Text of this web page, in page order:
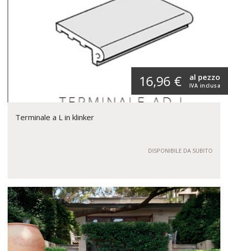
16,96 € IVA inclusa
al pezzo
Terminale a L in klinker
DISPONIBILE DA SUBITO